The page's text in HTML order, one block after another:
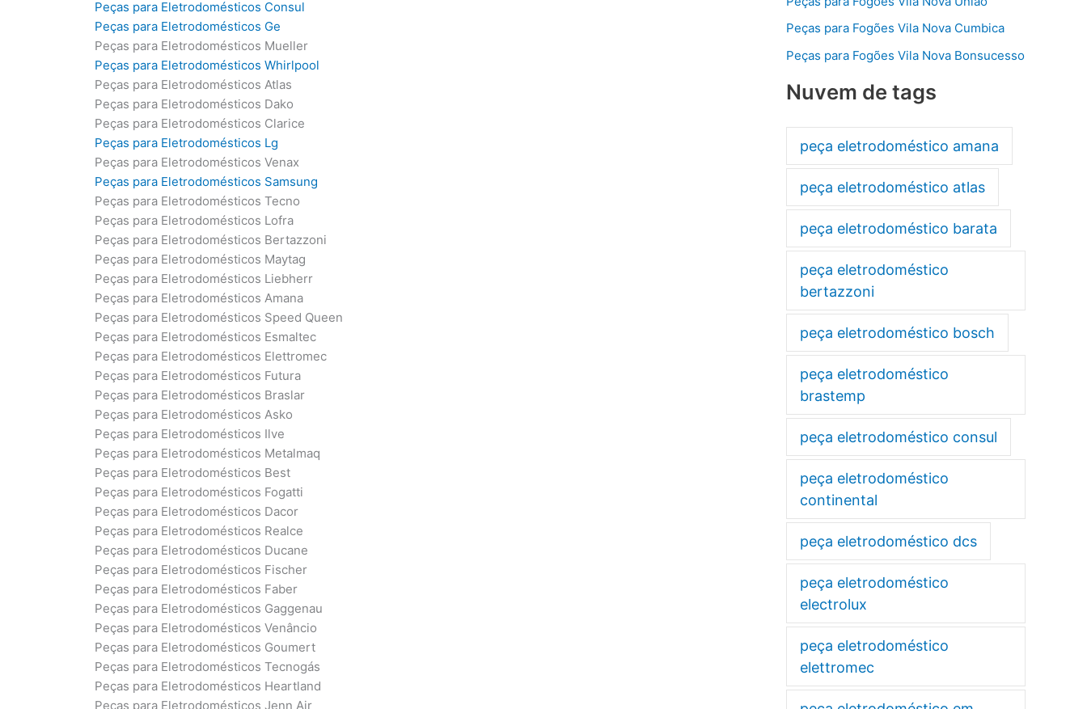
Peças para Eletrodomésticos Consul
Peças para Eletrodomésticos Ge
Peças para Eletrodomésticos Mueller
Peças para Eletrodomésticos Whirlpool
Peças para Eletrodomésticos Atlas
Peças para Eletrodomésticos Dako
Peças para Eletrodomésticos Clarice
Peças para Eletrodomésticos Lg
Peças para Eletrodomésticos Venax
Peças para Eletrodomésticos Samsung
Peças para Eletrodomésticos Tecno
Peças para Eletrodomésticos Lofra
Peças para Eletrodomésticos Bertazzoni
Peças para Eletrodomésticos Maytag
Peças para Eletrodomésticos Liebherr
Peças para Eletrodomésticos Amana
Peças para Eletrodomésticos Speed Queen
Peças para Eletrodomésticos Esmaltec
Peças para Eletrodomésticos Elettromec
Peças para Eletrodomésticos Futura
Peças para Eletrodomésticos Braslar
Peças para Eletrodomésticos Asko
Peças para Eletrodomésticos Ilve
Peças para Eletrodomésticos Metalmaq
Peças para Eletrodomésticos Best
Peças para Eletrodomésticos Fogatti
Peças para Eletrodomésticos Dacor
Peças para Eletrodomésticos Realce
Peças para Eletrodomésticos Ducane
Peças para Eletrodomésticos Fischer
Peças para Eletrodomésticos Faber
Peças para Eletrodomésticos Gaggenau
Peças para Eletrodomésticos Venâncio
Peças para Eletrodomésticos Goumert
Peças para Eletrodomésticos Tecnogás
Peças para Eletrodomésticos Heartland
Peças para Eletrodomésticos Jenn Air
Peças para Fogões Vila Nova Cumbica
Peças para Fogões Vila Nova Bonsucesso
Nuvem de tags
peça eletrodoméstico amana
peça eletrodoméstico atlas
peça eletrodoméstico barata
peça eletrodoméstico
bertazzoni
peça eletrodoméstico bosch
peça eletrodoméstico
brastemp
peça eletrodoméstico consul
peça eletrodoméstico
continental
peça eletrodoméstico dcs
peça eletrodoméstico
electrolux
peça eletrodoméstico
elettromec